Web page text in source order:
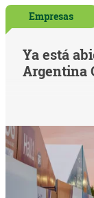
Empresas
Ya está
Argentina